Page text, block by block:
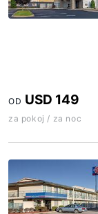
OD USD 149
za pokoj / za noc